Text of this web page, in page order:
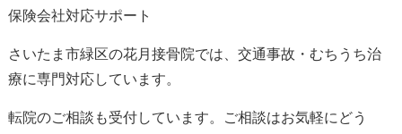
保険会社対応サポート
さいたま市緑区の花月接骨院では、交通事故・むちうち治
療に専門対応しています。
転院のご相談も受付しています。ご相談はお気軽にどう